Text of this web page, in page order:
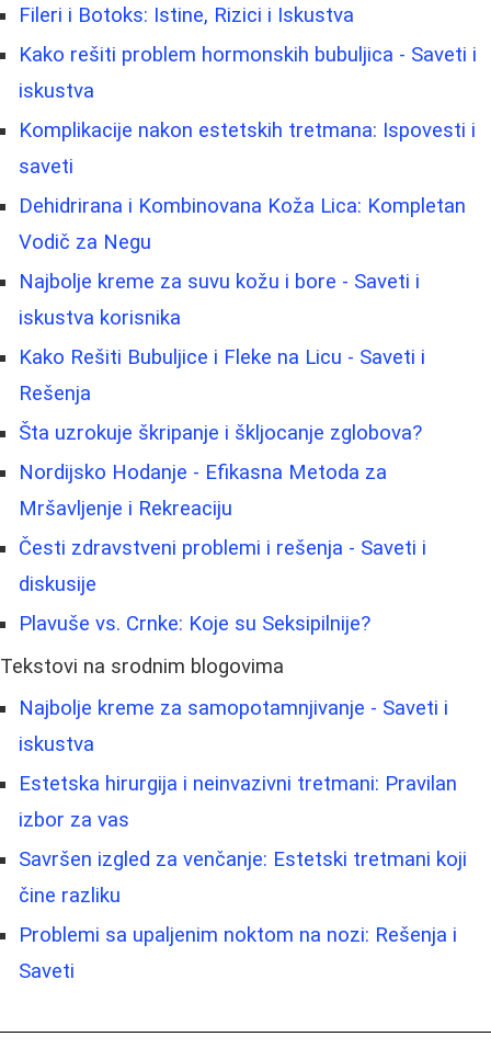
Fileri i Botoks: Istine, Rizici i Iskustva
Kako rešiti problem hormonskih bubuljica - Saveti i
iskustva
Komplikacije nakon estetskih tretmana: Ispovesti i
saveti
Dehidrirana i Kombinovana Koža Lica: Kompletan
Vodič za Negu
Najbolje kreme za suvu kožu i bore - Saveti i
iskustva korisnika
Kako Rešiti Bubuljice i Fleke na Licu - Saveti i
Rešenja
Šta uzrokuje škripanje i škljocanje zglobova?
Nordijsko Hodanje - Efikasna Metoda za
Mršavljenje i Rekreaciju
Česti zdravstveni problemi i rešenja - Saveti i
diskusije
Plavuše vs. Crnke: Koje su Seksipilnije?
Tekstovi na srodnim blogovima
Najbolje kreme za samopotamnjivanje - Saveti i
iskustva
Estetska hirurgija i neinvazivni tretmani: Pravilan
izbor za vas
Savršen izgled za venčanje: Estetski tretmani koji
čine razliku
Problemi sa upaljenim noktom na nozi: Rešenja i
Saveti